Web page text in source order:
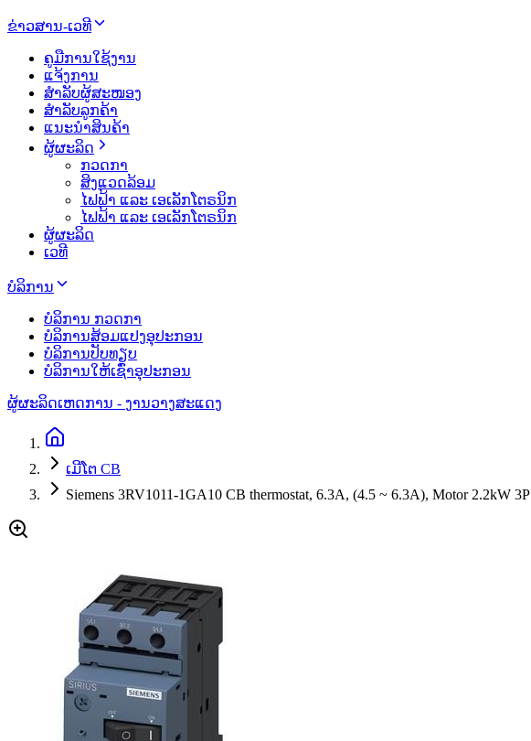
ຂ່າວສານ-ເວທີ
ຄູມືການໃຊ້ງານ
ແຈ້ງການ
ສຳລັບຜູ້ສະໜອງ
ສຳລັບລູກຄ້າ
ແນະນຳສິນຄ້າ
ຜູ້ຜະລິດ
ກວດກາ
ສິງແວດລ້ອມ
ໄຟຟ້າ ແລະ ເອເລັກໂຕຣນິກ
ໄຟຟ້າ ແລະ ເອເລັກໂຕຣນິກ
ຜູ້ຜະລິດ
ເວທີ
ບໍລິການ
ບໍລິການ ກວດກາ
ບໍລິການສ້ອມແປງອຸປະກອນ
ບໍລິການປັບທຽບ
ບໍລິການໃຫ້ເຊົ່າອຸປະກອນ
ຜູ້ຜະລິດເຫດການ - ງານວາງສະແດງ
ເມີໂຕ CB
Siemens 3RV1011-1GA10 CB thermostat, 6.3A, (4.5 ~ 6.3A), Motor 2.2kW 3P